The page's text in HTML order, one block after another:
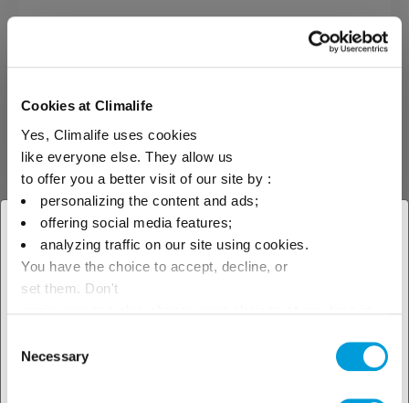
Cookies at Climalife
Yes, Climalife uses cookies
like everyone else. They allow us
to offer you a better visit of our site by :
personalizing the content and ads;
offering social media features;
analyzing traffic on our site using cookies.
You have the choice to accept, decline, or
set them. Don't
Selection
Necessary
× Fermer
Sélectionnez votre zone
Cette pompe universelle peut
être utilisée pour la mise en
lubrifiants et de nos produits de
Nos solutions par